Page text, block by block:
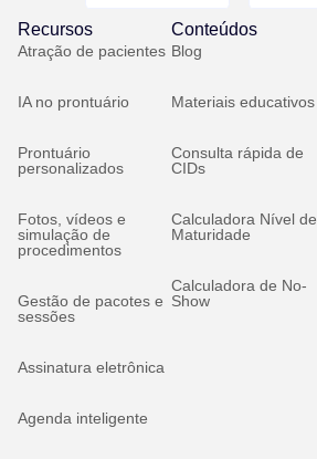
Recursos
Atração de pacientes
IA no prontuário
Prontuário
personalizados
Fotos, vídeos e
simulação de
procedimentos
Gestão de pacotes e
sessões
Assinatura eletrônica
Agenda inteligente
Conteúdos
Blog
Materiais educativos
Consulta rápida de
CIDs
Calculadora Nível de
Maturidade
Calculadora de No-
Show